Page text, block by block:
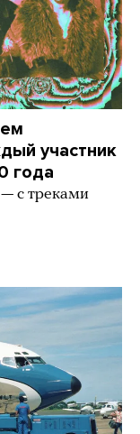
участник
года
с треками